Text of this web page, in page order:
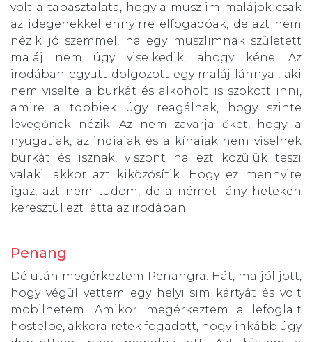
volt a tapasztalata, hogy a muszlim malájok csak
az idegenekkel ennyirre elfogadóak, de azt nem
nézik jó szemmel, ha egy muszlimnak született
maláj nem úgy viselkedik, ahogy kéne. Az
irodában együtt dolgozott egy maláj lánnyal, aki
nem viselte a burkát és alkoholt is szokott inni,
amire a többiek úgy reagálnak, hogy szinte
levegőnek nézik. Az nem zavarja őket, hogy a
nyugatiak, az indiaiak és a kínaiak nem viselnek
burkát és isznak, viszont ha ezt közülük teszi
valaki, akkor azt kiközösítik. Hogy ez mennyire
igaz, azt nem tudom, de a német lány heteken
keresztül ezt látta az irodában.
Penang
Délután megérkeztem Penangra. Hát, ma jól jött,
hogy végül vettem egy helyi sim kártyát és volt
mobilnetem. Amikor megérkeztem a lefoglalt
hostelbe, akkora retek fogadott, hogy inkább úgy